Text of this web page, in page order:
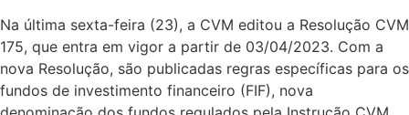
Na última sexta-feira (23), a CVM editou a Resolução CVM
175, que entra em vigor a partir de 03/04/2023. Com a
nova Resolução, são publicadas regras específicas para os
fundos de investimento financeiro (FIF), nova